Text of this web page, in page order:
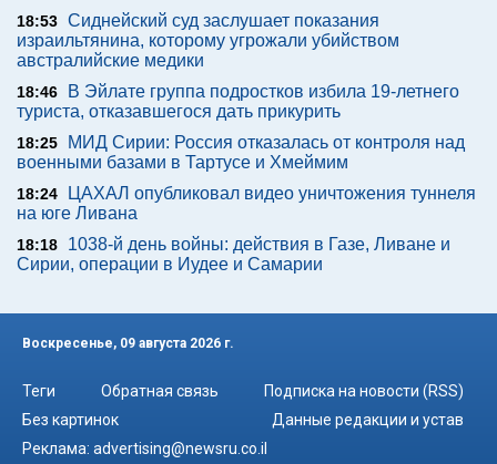
18:53 Сиднейский суд заслушает показания
израильтянина, которому угрожали убийством
австралийские медики
18:46
В Эйлате группа подростков избила 19-летнего
туриста, отказавшегося дать прикурить
18:25
МИД Сирии: Россия отказалась от контроля над
военными базами в Тартусе и Хмеймим
18:24
ЦАХАЛ опубликовал видео уничтожения туннеля
на юге Ливана
18:18
1038-й день войны: действия в Газе, Ливане и
Сирии, операции в Иудее и Самарии
Воскресенье, 09 августа 2026 г.
Теги Обратная связь
Подписка на новости (RSS)
Без картинок
Данные редакции и устав
Реклама: advertising@newsru.co.il